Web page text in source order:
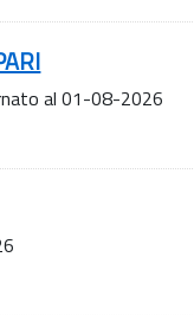
al 01-08-2026